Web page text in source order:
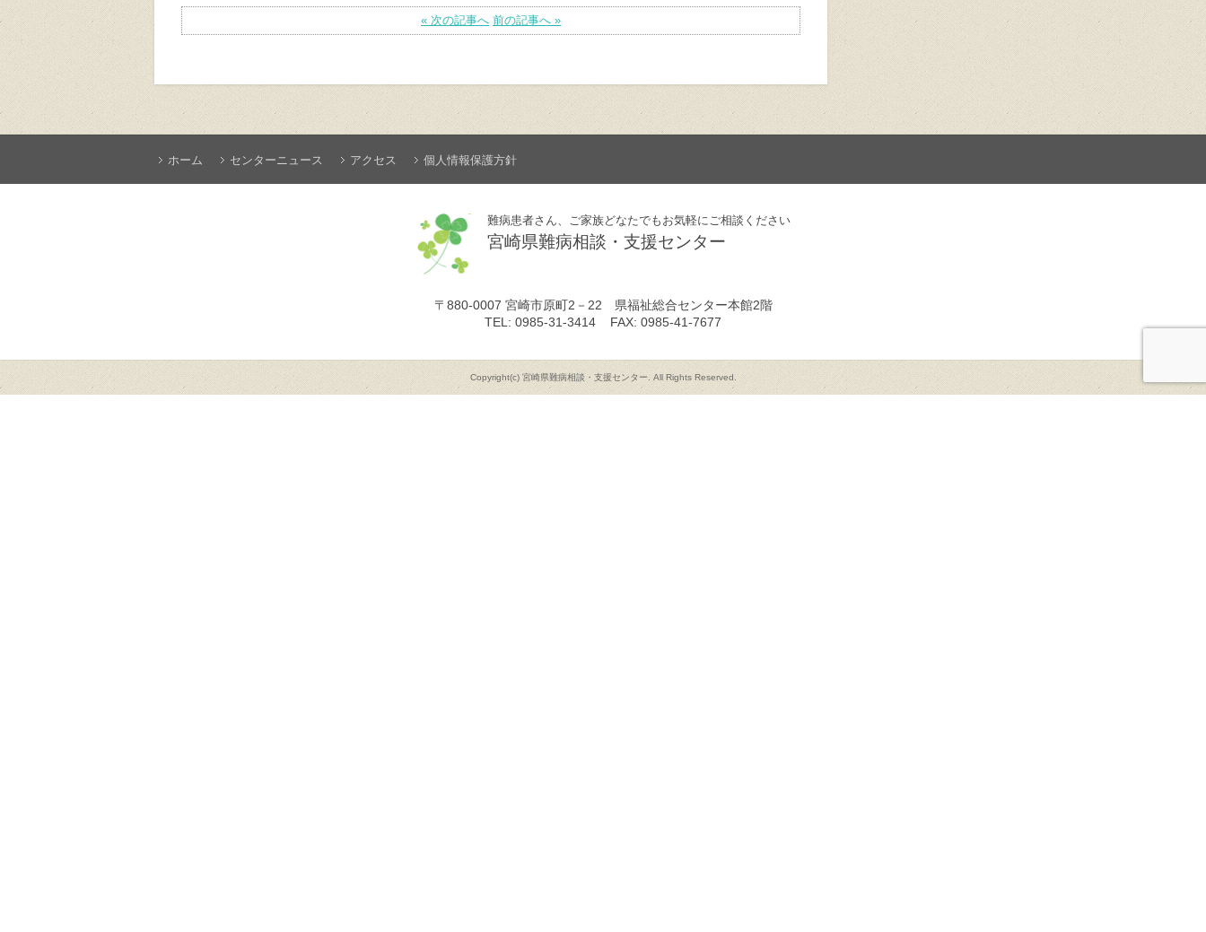
« 次の記事へ 前の記事へ »
ホーム センターニュース アクセス 個人情報保護方針
難病患者さん、ご家族どなたでもお気軽にご相談ください
宮崎県難病相談・支援センター
〒880-0007 宮崎市原町2－22 県福祉総合センター本館2階
TEL: 0985-31-3414
FAX: 0985-41-7677
Copyright(c) 宮崎県難病相談・支援センター. All Rights Reserved.